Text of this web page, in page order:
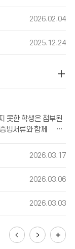
2026.02.04
2025.12.24
못한 학생은 첨부된
증빙서류와 함께 제
담당자에게 제출해
사항은 영재교육원
2026.03.17
2026.03.06
2026.03.03